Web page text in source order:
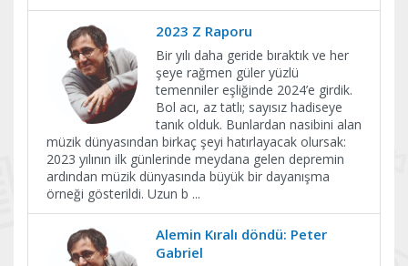
2023 Z Raporu
Bir yılı daha geride bıraktık ve her
şeye rağmen güler yüzlü
temenniler eşliğinde 2024’e girdik.
Bol acı, az tatlı; sayısız hadiseye
tanık olduk. Bunlardan nasibini alan
müzik dünyasından birkaç şeyi hatırlayacak olursak:
2023 yılının ilk günlerinde meydana gelen depremin
ardından müzik dünyasında büyük bir dayanışma
örneği gösterildi. Uzun b ...
Alemin Kıralı döndü: Peter
Gabriel